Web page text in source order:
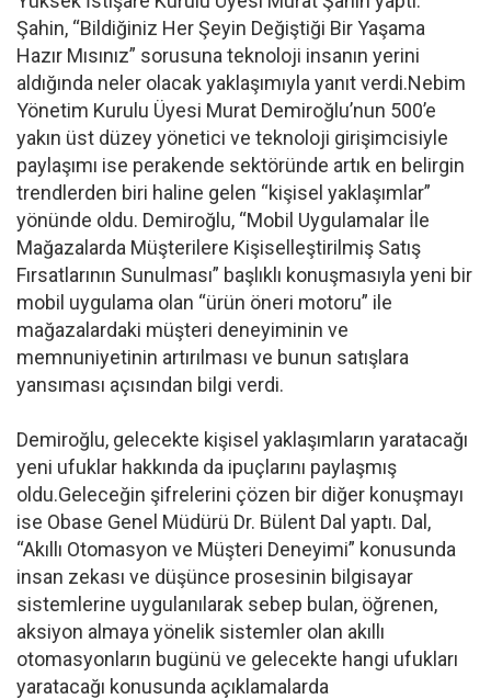
Şahin, “Bildiğiniz Her Şeyin Değiştiği Bir Yaşama
Hazır Mısınız” sorusuna teknoloji insanın yerini
aldığında neler olacak yaklaşımıyla yanıt verdi.Nebim
Yönetim Kurulu Üyesi Murat Demiroğlu’nun 500’e
yakın üst düzey yönetici ve teknoloji girişimcisiyle
paylaşımı ise perakende sektöründe artık en belirgin
trendlerden biri haline gelen “kişisel yaklaşımlar”
yönünde oldu. Demiroğlu, “Mobil Uygulamalar İle
Mağazalarda Müşterilere Kişiselleştirilmiş Satış
Fırsatlarının Sunulması” başlıklı konuşmasıyla yeni bir
mobil uygulama olan “ürün öneri motoru” ile
mağazalardaki müşteri deneyiminin ve
memnuniyetinin artırılması ve bunun satışlara
yansıması açısından bilgi verdi.
Demiroğlu, gelecekte kişisel yaklaşımların yaratacağı
yeni ufuklar hakkında da ipuçlarını paylaşmış
oldu.Geleceğin şifrelerini çözen bir diğer konuşmayı
ise Obase Genel Müdürü Dr. Bülent Dal yaptı. Dal,
“Akıllı Otomasyon ve Müşteri Deneyimi” konusunda
insan zekası ve düşünce prosesinin bilgisayar
sistemlerine uygulanılarak sebep bulan, öğrenen,
aksiyon almaya yönelik sistemler olan akıllı
otomasyonların bugünü ve gelecekte hangi ufukları
yaratacağı konusunda açıklamalarda